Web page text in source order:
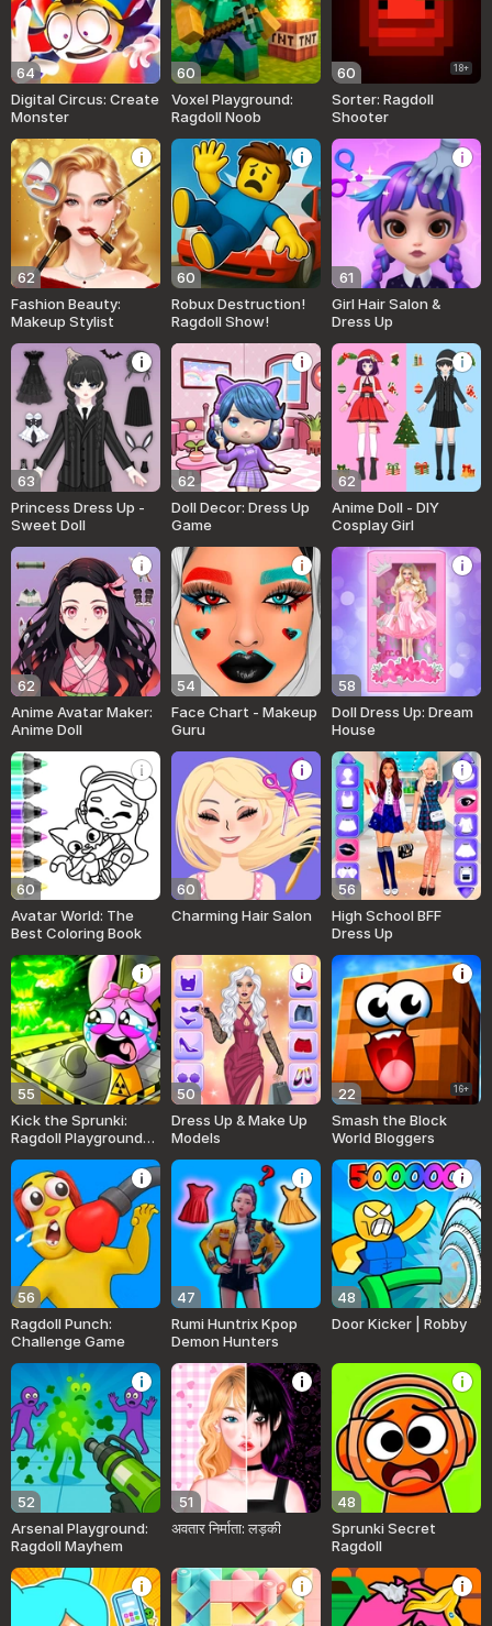
64
Digital Circus: Create
Monster
60
Voxel Playground:
Ragdoll Noob
60 18+
Sorter: Ragdoll
Shooter
62
Fashion Beauty:
Makeup Stylist
60
Robux Destruction!
Ragdoll Show!
61
Girl Hair Salon &
Dress Up
63
Princess Dress Up -
Sweet Doll
62
Doll Decor: Dress Up
Game
62
Anime Doll - DIY
Cosplay Girl
62
Anime Avatar Maker:
Anime Doll
54
Face Chart - Makeup
Guru
58
Doll Dress Up: Dream
House
60
Avatar World: The
Best Coloring Book
60
Charming Hair Salon
56
High School BFF
Dress Up
55
Kick the Sprunki:
Ragdoll Playground
50
Dress Up & Make Up
Models
22 16+
Smash the Block
World Bloggers
56
Ragdoll Punch:
Challenge Game
47
Rumi Huntrix Kpop
Demon Hunters
48
Door Kicker | Robby
52
Arsenal Playground:
Ragdoll Mayhem
51
अवतार निर्माता: लड़की
48
Sprunki Secret
Ragdoll